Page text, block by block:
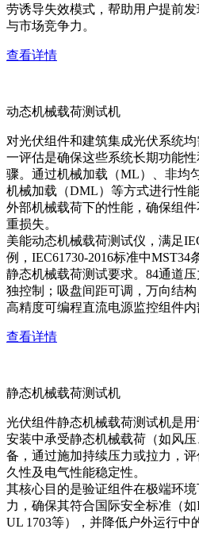
劳诱导失效模式，帮助用户提前
与市场竞争力。
查看详情
动态机械载荷测试机
对光伏组件和建筑集成光伏系统
一评估是确保这些系统长期功能
骤。通过机械加载（ML）、非均
机械加载（DML）等方式进行性
外部机械载荷下的性能，确保组
重损失。
美能动态机械载荷测试仪，满足
例，IEC61730-2016标准中MST34
静态机械载荷测试要求。84通道
独控制；吸盘间距可调，万向结
高精度可编程直流电源监控组件内
查看详情
静态机械载荷测试机
光伏组件静态机械载荷测试机是
安装中承受静态机械载荷（如风
备，通过施加持续压力或拉力，
久性及电气性能稳定性。
其核心目的是验证组件在极端环
力，确保其符合国际安全标准（如
UL 1703等），并降低户外运行中